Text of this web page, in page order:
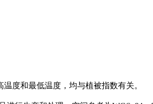
度和最低温度，均与植被指数有关。